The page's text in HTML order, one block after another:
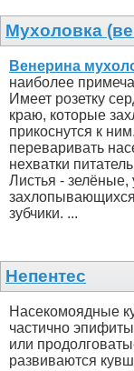
Мухоловка
Венерина
наиболее
Имеет розетку
краю, которые
прикоснутся к
переваривать
нехватки
Листья - зелёные,
зубчики. ...
Непентес
Насекомоядные
частично
или
развиваются